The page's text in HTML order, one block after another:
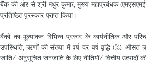
बैंक की ओर से श्री मधुर कुमार, मुख्य महाप्रबंधक
प्रतिष्ठित पुरस्कार प्राप्त किया।
बैंकों का मूल्यांकन विभिन्न प्रकार के कार्यनीतिक और
उपस्थिति, ऋणों की संख्या में वर्ष-दर-वर्ष वृद्धि (%),
जाति/ अनुसूचित जनजाति के लिए नीतियों/ वित्तीय उत्पादों